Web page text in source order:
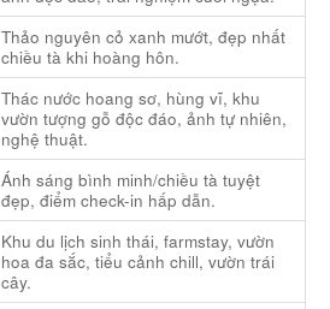
Thảo nguyên cỏ xanh mướt, đẹp nhất
chiều tà khi hoàng hôn.
Thác nước hoang sơ, hùng vĩ, khu
vườn tượng gỗ độc đáo, ảnh tự nhiên,
nghệ thuật.
Ánh sáng bình minh/chiều tà tuyệt
đẹp, điểm check-in hấp dẫn.
Khu du lịch sinh thái, farmstay, vườn
hoa đa sắc, tiểu cảnh chill, vườn trái
cây.